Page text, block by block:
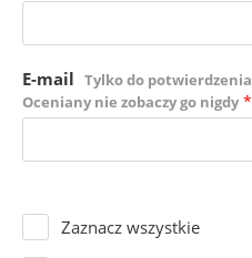
E-mail Tylko do potwierdzenia
Oceniany nie zobaczy go nigdy *
Zaznacz wszystkie